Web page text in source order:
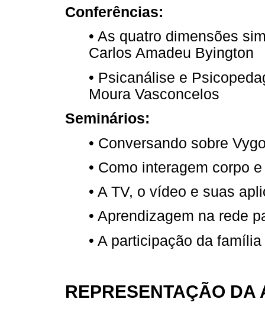
Conferências:
• As quatro dimensões
Carlos Amadeu Byington
• Psicanálise e
Moura Vasconcelos
Seminários:
• Conversando sobre
• Como interagem corpo
• A TV, o vídeo e suas
• Aprendizagem na rede
• A participação da
REPRESENTAÇÃO DA